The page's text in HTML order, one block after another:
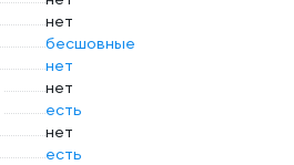
нет
бесшовные
нет
нет
есть
нет
есть